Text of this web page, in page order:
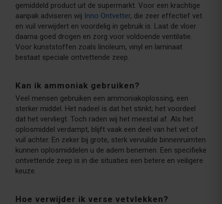
gemiddeld product uit de supermarkt. Voor een krachtige
aanpak adviseren wij Inno Ontvetter, die zeer effectief vet
en vuil verwijdert en voordelig in gebruik is. Laat de vloer
daarna goed drogen en zorg voor voldoende ventilatie.
Voor kunststoffen zoals linoleum, vinyl en laminaat
bestaat speciale ontvettende zeep.
Kan ik ammoniak gebruiken?
Veel mensen gebruiken een ammoniakoplossing, een
sterker middel. Het nadeel is dat het stinkt; het voordeel
dat het vervliegt. Toch raden wij het meestal af. Als het
oplosmiddel verdampt, blijft vaak een deel van het vet of
vuil achter. En zeker bij grote, sterk vervuilde binnenruimten
kunnen oplosmiddelen u de adem benemen. Een specifieke
ontvettende zeep is in die situaties een betere en veiligere
keuze.
Hoe verwijder ik verse vetvlekken?